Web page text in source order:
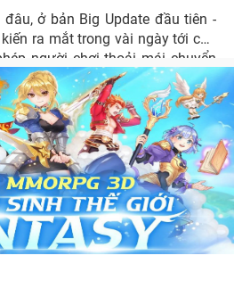
ở bản Big Update đầu tiên -
ra mắt trong vài ngày tới của
người chơi thoải mái chuyển
tất cả Nghề nghiệp mà không